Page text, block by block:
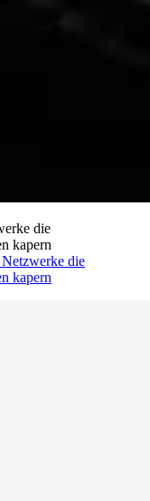
die
kapern
die
kapern